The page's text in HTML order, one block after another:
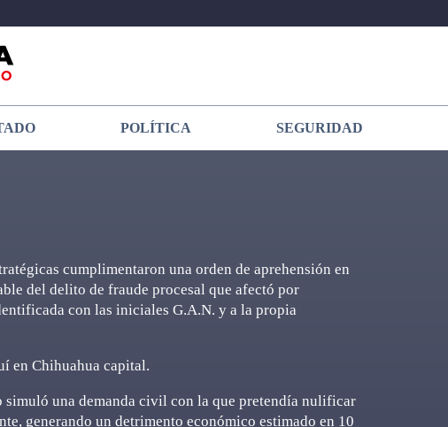
POLÍTICA SEGURIDAD
cumplimentaron una orden de aprehensión en
del delito de fraude procesal que afectó por
con las iniciales G.A.N. y a la propia
en Chihuahua capital.
una demanda civil con la que pretendía nulificar
generando un detrimento económico estimado en 10